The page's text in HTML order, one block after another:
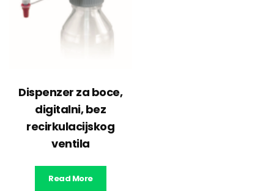
Dispenzer za boce,
digitalni, bez
recirkulacijskog
ventila
Read More